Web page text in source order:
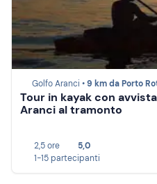
Golfo Aranci •9 km da Porto
Tour in kayak con
Aranci al tramonto
2,5 ore
5,0
1-15 partecipanti